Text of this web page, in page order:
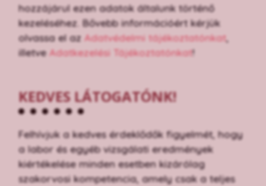
hozzájárul ezen adatok általunk történő
kezeléséhez. Bővebb információért kérjük
olvassa el az Adatvédelmi tájékoztatónkat,
illetve Adatkezelési Tájékoztatónkat!
KEDVES LÁTOGATÓNK!
Felhívjuk a kedves érdeklődők figyelmét, hogy
a labor és egyéb vizsgálati eredmények
kiértékelése minden esetben kizárólag
szakorvosi kompetencia, amely csak a teljes